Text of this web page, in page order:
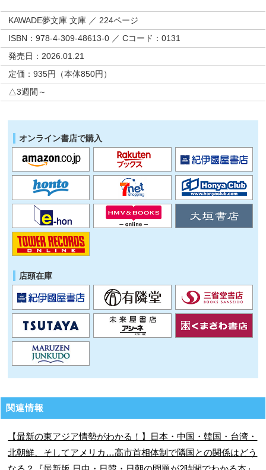
KAWADE夢文庫 文庫 ／ 224ページ
ISBN：978-4-309-48613-0 ／ Cコード：0131
発売日：2026.01.21
定価：935円（本体850円）
△3週間～
オンライン書店で購入
店頭在庫
関連情報
【最新の東アジア情勢がわかる！】日本・中国・韓国・台湾・
北朝鮮、そしてアメリカ…高市首相体制で隣国との関係はどう